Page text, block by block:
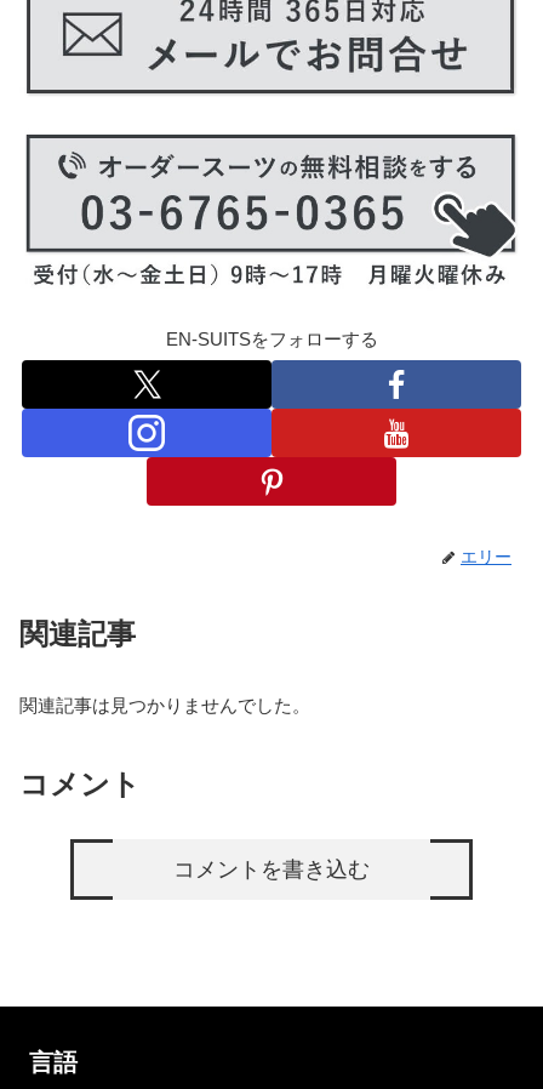
EN-SUITSをフォローする
エリー
関連記事
関連記事は見つかりませんでした。
コメント
コメントを書き込む
言語